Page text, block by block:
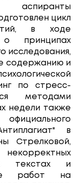
цикл
в ходе
принципах
исследования,
содержанию и
по стресс-
методами
недели также
в
Стрелковой,
текстах и
работ на